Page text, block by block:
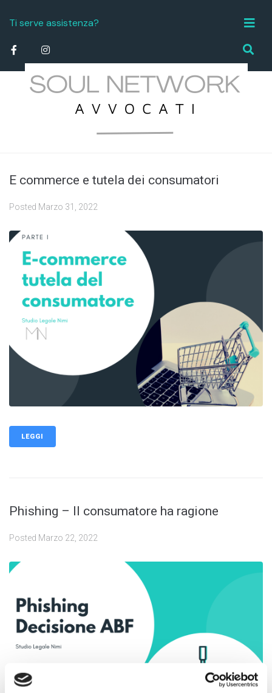
Ti serve assistenza?
info.studiolegale@soulnetworktorino.it
E commerce e tutela dei consumatori
Posted Marzo 31, 2022
LEGGI
Phishing – Il consumatore ha ragione
Posted Marzo 22, 2022